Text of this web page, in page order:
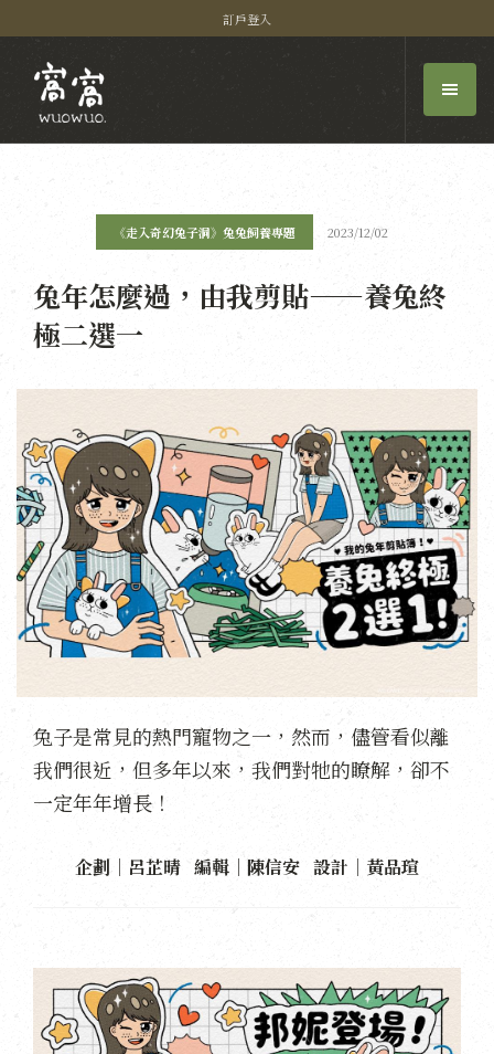
訂戶登入
《走入奇幻兔子洞》兔兔飼養專題 2023/12/02
兔年怎麼過，由我剪貼——養兔終
極二選一
兔子是常見的熱門寵物之一，然而，儘管看似離
我們很近，但多年以來，我們對牠的瞭解，卻不
一定年年增長！
企劃｜呂芷晴 編輯｜陳信安 設計｜黃品瑄